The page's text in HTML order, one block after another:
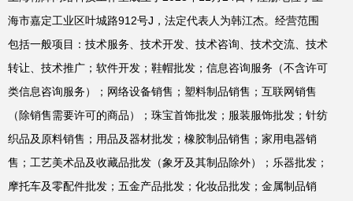
海市嘉定工业区叶城路912号J，法定代表人为韩江杰。经营范围
包括一般项目：技术服务、技术开发、技术咨询、技术交流、技术
转让、技术推广；软件开发；鞋帽批发；信息咨询服务（不含许可
类信息咨询服务）；网络设备销售；塑料制品销售；互联网销售
（除销售需要许可的商品）；珠宝首饰批发；服装服饰批发；针纺
织品及原料销售；用品及器材批发；橡胶制品销售；家用电器销
售；工艺美术品及收藏品批发（象牙及其制品除外）；乐器批发；
摩托车及零配件批发；五金产品批发；化妆品批发；金属制品销